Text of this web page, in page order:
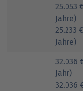
25.053
Jahre)
25.233
Jahre)
32.036
Jahr)
32.036